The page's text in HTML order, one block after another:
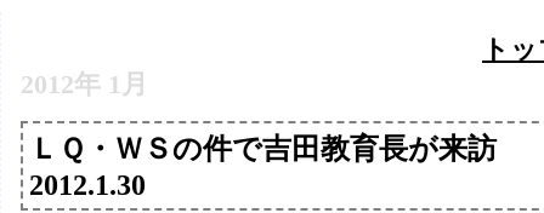
ト
2012年 1月
ＬＱ・ＷＳの件で吉田教育長が来訪
2012.1.30